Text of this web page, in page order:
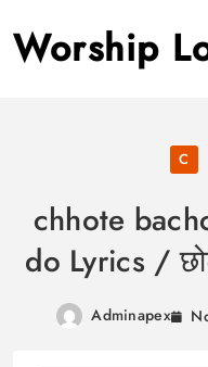
to
content
Worship
C
chhote
do Lyrics /
Adminapex